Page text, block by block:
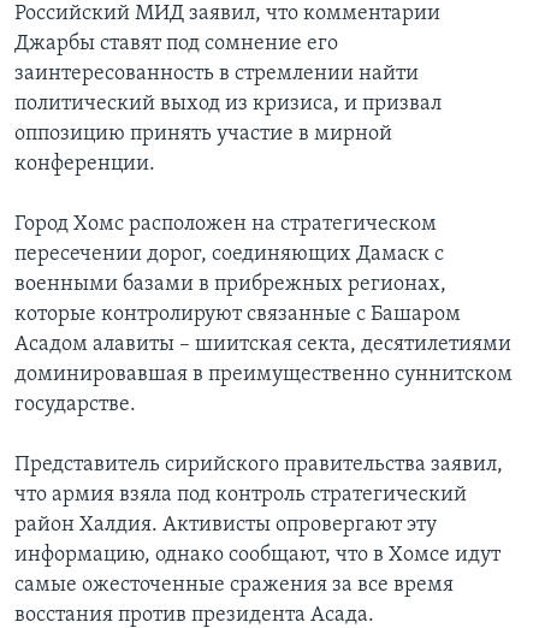
Российский МИД заявил, что комментарии
Джарбы ставят под сомнение его
заинтересованность в стремлении найти
политический выход из кризиса, и призвал
оппозицию принять участие в мирной
конференции.
Город Хомс расположен на стратегическом
пересечении дорог, соединяющих Дамаск с
военными базами в прибрежных регионах,
которые контролируют связанные с Башаром
Асадом алавиты – шиитская секта, десятилетиями
доминировавшая в преимущественно суннитском
государстве.
Представитель сирийского правительства заявил,
что армия взяла под контроль стратегический
район Халдия. Активисты опровергают эту
информацию, однако сообщают, что в Хомсе идут
самые ожесточенные сражения за все время
восстания против президента Асада.